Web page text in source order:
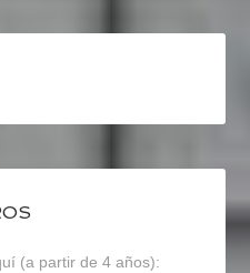
(a partir de 4 años):